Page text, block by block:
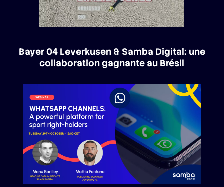
Bayer 04 Leverkusen & Samba Digital: une
collaboration gagnante au Brésil